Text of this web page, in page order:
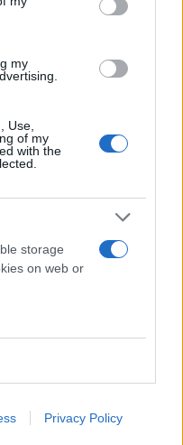
my
Use,
of my
with the
storage
on web or
Privacy Policy
Μουσούρου και
& Φιλελλήνων.